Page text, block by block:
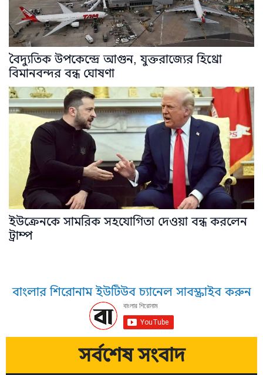
বৈদ্যুতিক উপকেন্দ্রে আগুন, যুক্তরাজ্যের হিথ্রো
বিমানবন্দর বন্ধ ঘোষণা
ইউক্রেনকে সামরিক সহযোগিতা দেওয়া বন্ধ করলেন
ট্রাম্প
বাংলার শিরোনাম ইউটিউব চ্যানেল সাবস্ক্রাইব করুন
সর্বশেষ সংবাদ